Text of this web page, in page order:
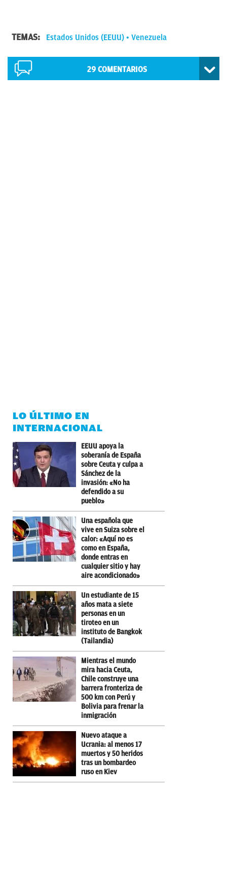
TEMAS: Estados Unidos (EEUU) Venezuela
29 COMENTARIOS
LO ÚLTIMO EN
INTERNACIONAL
EEUU apoya la
soberanía de España
sobre Ceuta y culpa a
Sánchez de la
invasión: «No ha
defendido a su
pueblo»
Una española que
vive en Suiza sobre el
calor: «Aquí no es
como en España,
donde entras en
cualquier sitio y hay
aire acondicionado»
Un estudiante de 15
años mata a siete
personas en un
tiroteo en un
instituto de Bangkok
(Tailandia)
Mientras el mundo
mira hacia Ceuta,
Chile construye una
barrera fronteriza de
500 km con Perú y
Bolivia para frenar la
inmigración
Nuevo ataque a
Ucrania: al menos 17
muertos y 50 heridos
tras un bombardeo
ruso en Kiev